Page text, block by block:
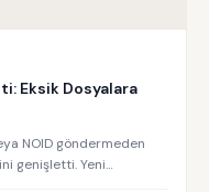
Eksik Dosyalara
NOID göndermeden
genişletti. Yeni